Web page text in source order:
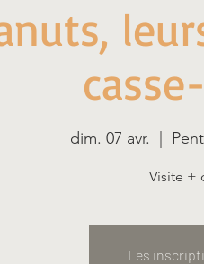
dim. 07 avr.
Visite +
Les